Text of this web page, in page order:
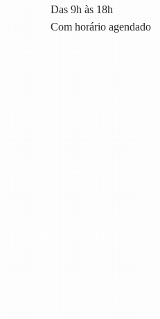
Das 9h às 18h
Com horário agendado